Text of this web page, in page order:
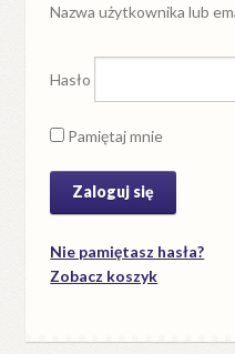
Nazwa użytkownika lub
Hasło
Pamiętaj mnie
Nie pamiętasz hasła?
Zobacz koszyk